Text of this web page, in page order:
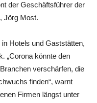
der Geschäftsführer der
Jörg Most.
Hotels und Gaststätten,
„Corona könnte den
verschärfen, die
finden“, warnt
Firmen längst unter